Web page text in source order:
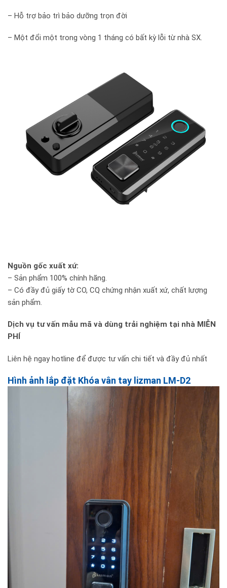
– Hỗ trợ bảo trì bảo dưỡng trọn đời
– Một đổi một trong vòng 1 tháng có bất kỳ lỗi từ nhà SX.
Nguồn gốc xuất xứ:
– Sản phẩm 100% chính hãng.
– Có đầy đủ giấy tờ CO, CQ chứng nhận xuất xứ, chất lượng
sản phẩm.
Dịch vụ tư vấn mẫu mã và dùng trải nghiệm tại nhà MIỄN
PHÍ
Liên hệ ngay hotline để được tư vấn chi tiết và đầy đủ nhất
Hình ảnh lắp đặt Khóa vân tay lizman LM-D2